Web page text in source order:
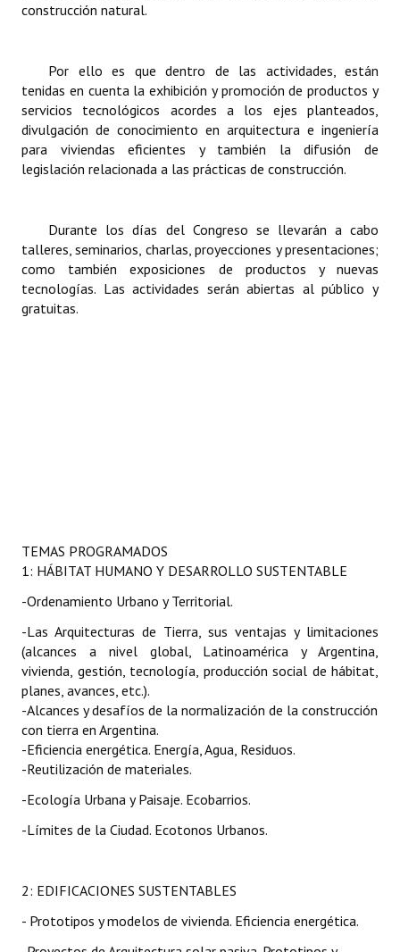
Ciudadano Ilustre - Registro
Banca del Vecino - Registro
Huéspedes de Honor - Registro
Reconocimientos - Registro
Bariloche, Municipio intercultural
Entrega de distinciones
construcción natural.
Por ello es que dentro de las actividades, están
tenidas en cuenta la exhibición y promoción de productos y
servicios tecnológicos acordes a los ejes planteados,
divulgación de conocimiento en arquitectura e ingeniería
para viviendas eficientes y también la difusión de
legislación relacionada a las prácticas de construcción.
Durante los días del Congreso se llevarán a cabo
talleres, seminarios, charlas, proyecciones y presentaciones;
como también exposiciones de productos y nuevas
tecnologías. Las actividades serán abiertas al público y
gratuitas.
TEMAS PROGRAMADOS
1: HÁBITAT HUMANO Y DESARROLLO SUSTENTABLE
-Ordenamiento Urbano y Territorial.
-Las Arquitecturas de Tierra, sus ventajas y limitaciones
(alcances a nivel global, Latinoamérica y Argentina,
vivienda, gestión, tecnología, producción social de hábitat,
planes, avances, etc.).
-Alcances y desafíos de la normalización de la construcción
con tierra en Argentina.
-Eficiencia energética. Energía, Agua, Residuos.
-Reutilización de materiales.
-Ecología Urbana y Paisaje. Ecobarrios.
-Límites de la Ciudad. Ecotonos Urbanos.
2: EDIFICACIONES SUSTENTABLES
- Prototipos y modelos de vivienda. Eficiencia energética.